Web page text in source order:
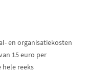
en organisatiekosten
15 euro per
hele reeks